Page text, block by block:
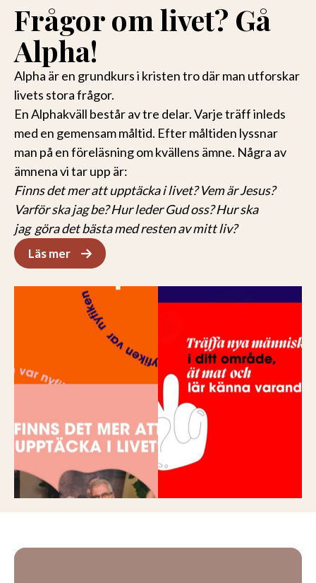
Frågor om livet? Gå
Alpha!
Alpha är en grundkurs i kristen tro där man utforskar
livets stora frågor.
En Alphakväll består av tre delar. Varje träff inleds
med en gemensam måltid. Efter måltiden lyssnar
man på en föreläsning om kvällens ämne. Några av
ämnena vi tar upp är:
Finns det mer att upptäcka i livet? Vem är Jesus?
Varför ska jag be? Hur leder Gud oss? Hur ska
jag göra det bästa med resten av mitt liv?
Läs mer